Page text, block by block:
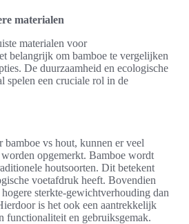
materialen
materialen voor
belangrijk om bamboe te vergelijken
De duurzaamheid en ecologische
spelen een cruciale rol in de
bamboe vs hout, kunnen er veel
opgemerkt. Bamboe wordt
houtsoorten. Dit betekent
voetafdruk heeft. Bovendien
sterkte-gewichtverhouding dan
is het ook een aantrekkelijk
functionaliteit en gebruiksgemak.